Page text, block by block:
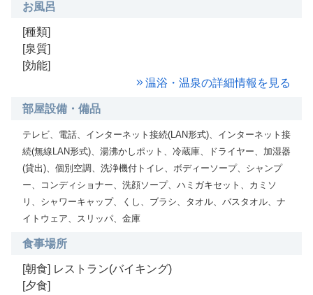
お風呂
[種類]
[泉質]
[効能]
温浴・温泉の詳細情報を見る
部屋設備・備品
テレビ、電話、インターネット接続(LAN形式)、インターネット接
続(無線LAN形式)、湯沸かしポット、冷蔵庫、ドライヤー、加湿器
(貸出)、個別空調、洗浄機付トイレ、ボディーソープ、シャンプ
ー、コンディショナー、洗顔ソープ、ハミガキセット、カミソ
リ、シャワーキャップ、くし、ブラシ、タオル、バスタオル、ナ
イトウェア、スリッパ、金庫
食事場所
[朝食] レストラン(バイキング)
[夕食]